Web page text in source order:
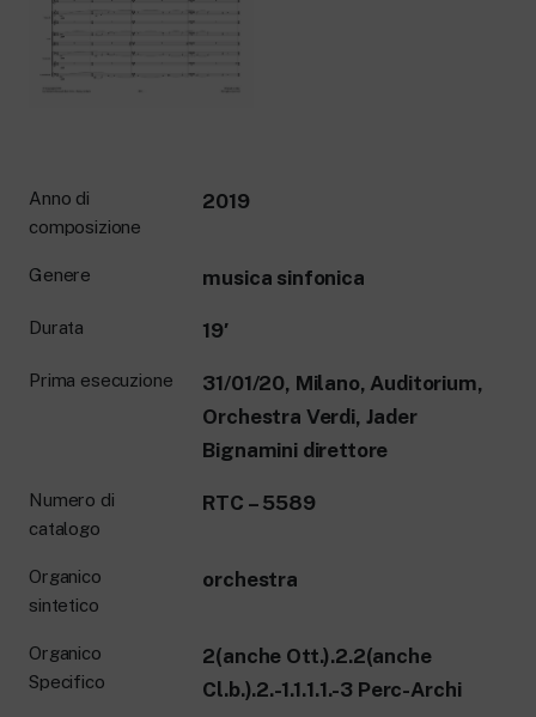
New 24 ore su 24: attualità, ultime notizie
e aggiornamenti.
Le redazioni regionali di RaiNews.
Rai TgR
Approfondimenti culturali su Arte,
Letteratura, Storia e molto altro.
adulti.
Anno di
composizione
2019
Genere musica sinfonica
Durata 19′
Prima esecuzione
31/01/20, Milano, Auditorium,
Orchestra Verdi, Jader
Bignamini direttore
Numero di
catalogo
RTC – 5589
Organico
sintetico
orchestra
Organico
Specifico
2(anche Ott.).2.2(anche
Cl.b.).2.-1.1.1.1.-3 Perc-Archi